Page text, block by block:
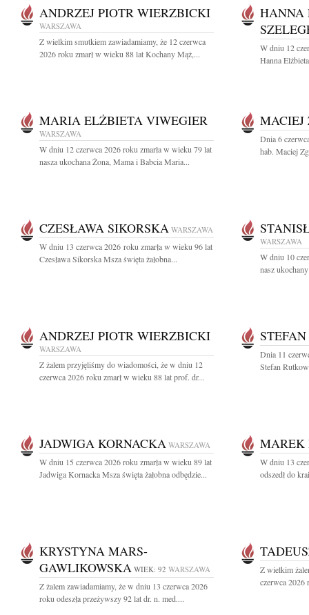
ANDRZEJ PIOTR WIERZBICKI
WARSZAWA
Z wielkim smutkiem zawiadamiamy, że 12 czerwca
2026 roku zmarł w wieku 88 lat Kochany Mąż,...
HANNA
W dniu 12
Hanna
MARIA ELŻBIETA VIWEGIER
WARSZAWA
W dniu 12 czerwca 2026 roku zmarła w wieku 79 lat
nasza ukochana Żona, Mama i Babcia Maria...
MACIEJ
Dnia 6
hab. Maciej
CZESŁAWA SIKORSKA WARSZAWA
W dniu 13 czerwca 2026 roku zmarła w wieku 96 lat
Czesława Sikorska Msza święta żałobna...
WARSZAWA
W dniu 10
nasz
ANDRZEJ PIOTR WIERZBICKI
WARSZAWA
Z żalem przyjęliśmy do wiadomości, że w dniu 12
czerwca 2026 roku zmarł w wieku 88 lat prof. dr...
Dnia 11
Stefan
JADWIGA KORNACKA WARSZAWA
W dniu 15 czerwca 2026 roku zmarła w wieku 89 lat
Jadwiga Kornacka Msza święta żałobna odbędzie...
MAREK
W dniu 13
odszedł do
KRYSTYNA MARS-
GAWLIKOWSKA WIEK: 92 WARSZAWA
Z żalem zawiadamiamy, że w dniu 13 czerwca 2026
roku odeszła przeżywszy 92 lat dr. n. med....
Z wielkim
czerwca 2026